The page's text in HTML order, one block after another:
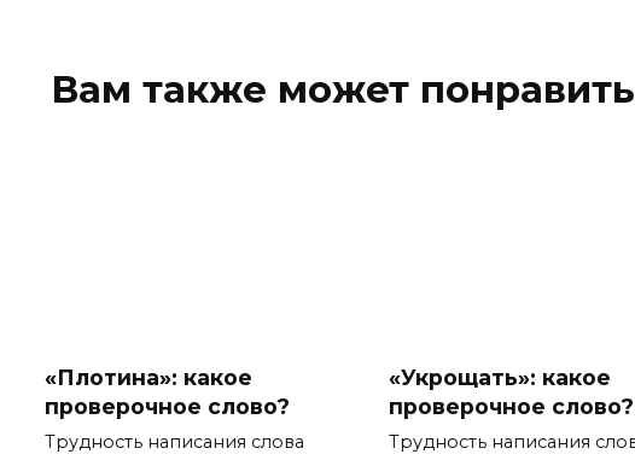
Вам также может
«Плотина»: какое
проверочное слово?
Трудность написания слова
«Укрощать»: какое
проверочное слово?
Трудность написания